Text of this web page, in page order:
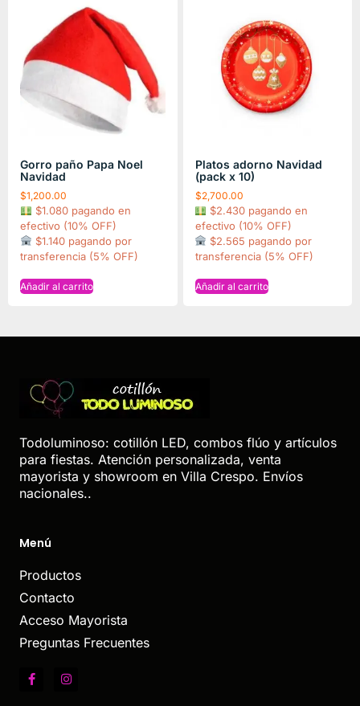
Gorro paño Papa Noel
Navidad
$1,200.00
$1.080 pagando en
efectivo (10% OFF)
$1.140 pagando por
transferencia (5% OFF)
Añadir al carrito
Platos adorno Navidad
(pack x 10)
$2,700.00
$2.430 pagando en
efectivo (10% OFF)
$2.565 pagando por
transferencia (5% OFF)
Añadir al carrito
Todoluminoso: cotillón LED, combos flúo y artículos
para fiestas. Atención personalizada, venta
mayorista y showroom en Villa Crespo. Envíos
nacionales..
Menú
Productos
Contacto
Acceso Mayorista
Preguntas Frecuentes